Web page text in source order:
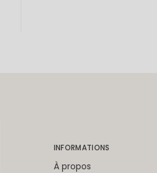
INFORMATIONS
À propos